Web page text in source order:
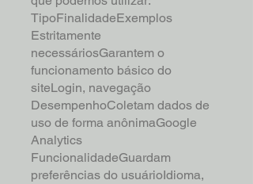
TipoFinalidadeExemplos
Estritamente
necessáriosGarantem o
funcionamento básico do
siteLogin, navegação
DesempenhoColetam dados de
uso de forma anônimaGoogle
Analytics
FuncionalidadeGuardam
preferências do usuárioIdioma,